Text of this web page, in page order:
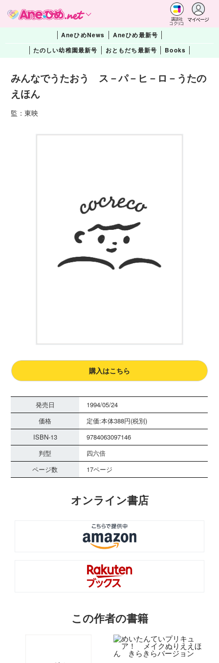
講談社
コクリコ
マイページ
AneひめNews
Aneひめ最新号
たのしい幼稚園最新号
おともだち最新号 Books
みんなでうたおう ス－パ－ヒ－ロ－うたの
えほん
監：東映
購入はこちら
発売日
1994/05/24
価格
定価:本体388円(税別)
ISBN-13
9784063097146
判型
四六倍
ページ数
17ページ
オンライン書店
この作者の書籍